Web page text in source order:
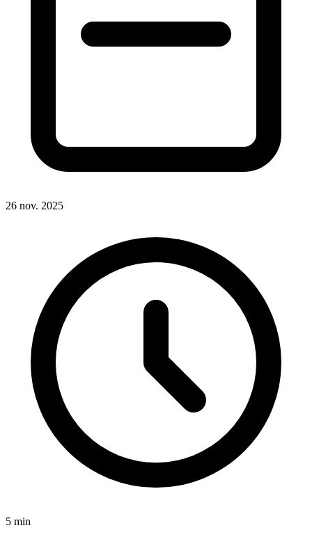
26 nov. 2025
5 min